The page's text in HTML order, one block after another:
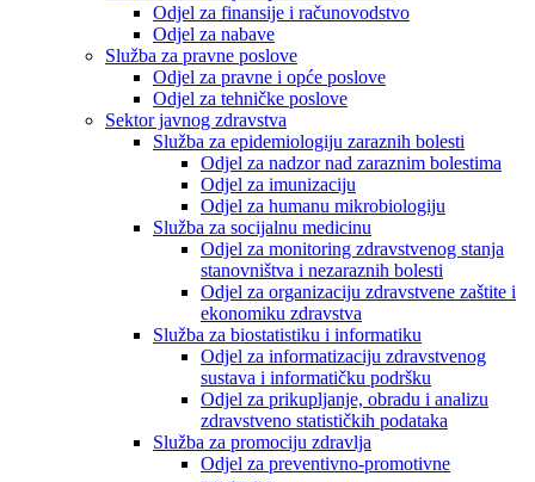
Odjel za finansije i računovodstvo
Odjel za nabave
Služba za pravne poslove
Odjel za pravne i opće poslove
Odjel za tehničke poslove
Sektor javnog zdravstva
Služba za epidemiologiju zaraznih bolesti
Odjel za nadzor nad zaraznim bolestima
Odjel za imunizaciju
Odjel za humanu mikrobiologiju
Služba za socijalnu medicinu
Odjel za monitoring zdravstvenog stanja
stanovništva i nezaraznih bolesti
Odjel za organizaciju zdravstvene zaštite i
ekonomiku zdravstva
Služba za biostatistiku i informatiku
Odjel za informatizaciju zdravstvenog
sustava i informatičku podršku
Odjel za prikupljanje, obradu i analizu
zdravstveno statističkih podataka
Služba za promociju zdravlja
Odjel za preventivno-promotivne